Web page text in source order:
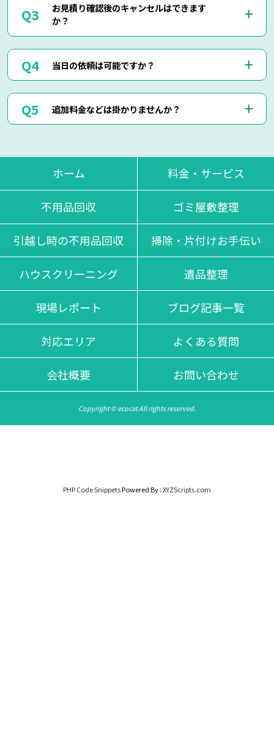
して頂けましたら簡易お見積りも可能でございます。
お客様に分かりやすくご説明させて頂きますのでご安心くだ
りますのでご安心してご相談くださいませ。
現地にて現物を確認しないと正確なお見積りを出せない場合
もございますので、お電話・メール・LINEでのお見積り
は、簡易お見積りを出させて頂きます。
正確なお見積りをご希望の場合は『出張お見積り』をご希望
頂ければ、無料にてご対応させて頂きます。
お見積り確認後のキャンセルはできます
か？
出張費などはもちろん掛かりませんのでご安心ください。
当社ではお見積り金額に納得されていないお客様に対して無
断で作業は行いません。
ただし悪質なキャンセルに関しましてはキャンセル料を頂く
場合もございます。
当日の依頼は可能ですか？
東京・神奈川・千葉・埼玉の対応エリア内でしたら、最短25
分で現地に到着させて頂きます。
追加料金などは掛かりませんか？
でご対応させて頂いております。
不当な追加料金等は一切掛かりませんのでご安心くださいま
ホーム 料金・サービス
不用品回収 ゴミ屋敷整理
引越し時の不用品回収 掃除・片付けお手伝い
ハウスクリーニング 遺品整理
現場レポート ブログ記事一覧
対応エリア よくある質問
会社概要 お問い合わせ
Copyright © ecocat All rights reserved.
PHP Code SnippetsPowered By :XYZScripts.com